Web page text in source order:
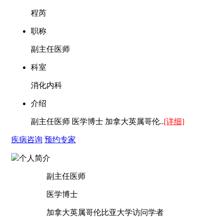
程芮
职称
副主任医师
科室
消化内科
介绍
副主任医师 医学博士 加拿大英属哥伦..[详细]
疾病咨询 预约专家
个人简介
副主任医师
医学博士
加拿大英属哥伦比亚大学访问学者